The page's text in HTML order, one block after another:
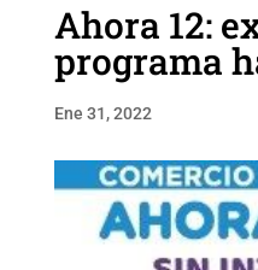
Ahora 12:
programa
Ene 31, 2022